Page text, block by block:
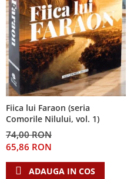
Fiica lui Faraon (seria
Comorile Nilului, vol. 1)
74,00 RON
65,86 RON
ADAUGA IN COS